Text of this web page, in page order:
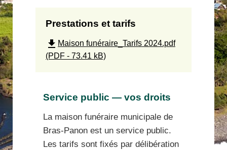
Prestations et tarifs
file_download Maison funéraire_Tarifs 2024.pdf
(PDF - 73.41 kB)
Service public — vos droits
La maison funéraire municipale de
Bras-Panon est un service public.
Les tarifs sont fixés par délibération